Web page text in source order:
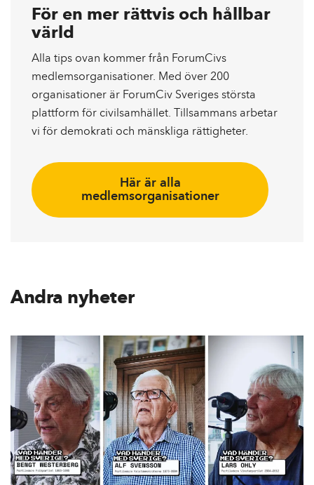
För en mer rättvis och hållbar
värld
Alla tips ovan kommer från ForumCivs
medlemsorganisationer. Med över 200
organisationer är ForumCiv Sveriges största
plattform för civilsamhället. Tillsammans arbetar
vi för demokrati och mänskliga rättigheter.
Här är alla
medlemsorganisationer
Andra nyheter